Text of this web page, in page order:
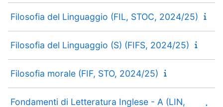
Filosofia del Linguaggio (FIL, STOC, 2024/25)
Filosofia del Linguaggio (S) (FIFS, 2024/25)
Filosofia morale (FIF, STO, 2024/25)
Fondamenti di Letteratura Inglese - A (LIN,